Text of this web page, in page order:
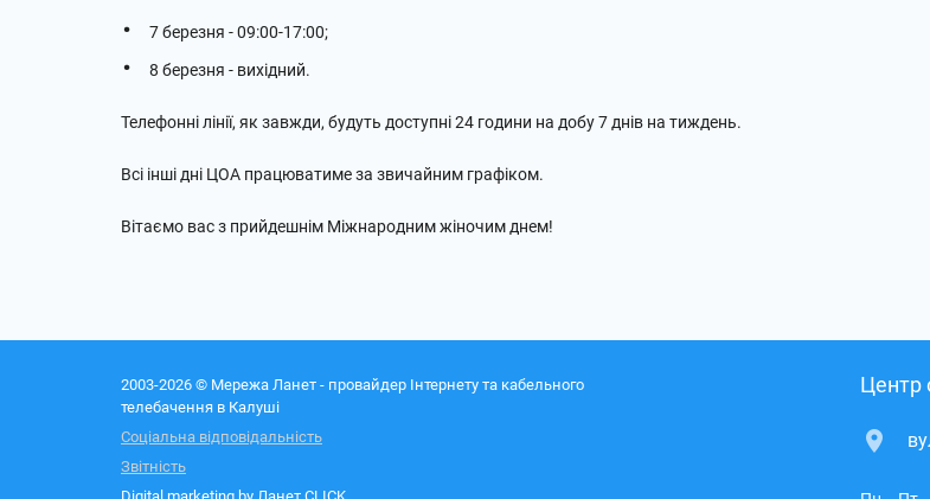
7 березня - 09:00-17:00;
8 березня - вихідний.
Телефонні лінії, як завжди, будуть доступні 24 години на добу 7 днів на тиждень.
Всі інші дні ЦОА працюватиме за звичайним графіком.
Вітаємо вас з прийдешнім Міжнародним жіночим днем!
2003-2026 © Мережа Ланет - провайдер Інтернету та кабельного
телебачення в Калуші
Соціальна відповідальність
Звітність
Центр